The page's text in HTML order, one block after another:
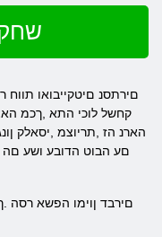
קחשל לוכי התא ,ךכמ
הארנ הז ,תריוצמ ,יסאלק
םע הבוט הדובע ושע םה